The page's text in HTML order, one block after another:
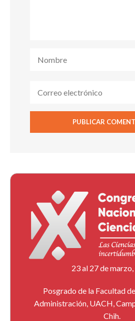
23 al 27 de
Posgrado de la Facultad
Administración, UACH,
Chih.